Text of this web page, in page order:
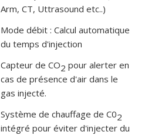
Arm, CT, Uttrasound etc..)
Mode débit : Calcul automatique
du temps d'injection
Capteur de CO2 pour alerter en
cas de présence d'air dans le
gas injecté.
Système de chauffage de C02
intégré pour éviter d'injecter du